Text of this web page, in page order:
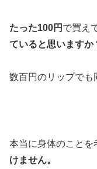
たった100円 で買え
ていると思いますか
数百円のリップでも
本当に身体のことを
けません。